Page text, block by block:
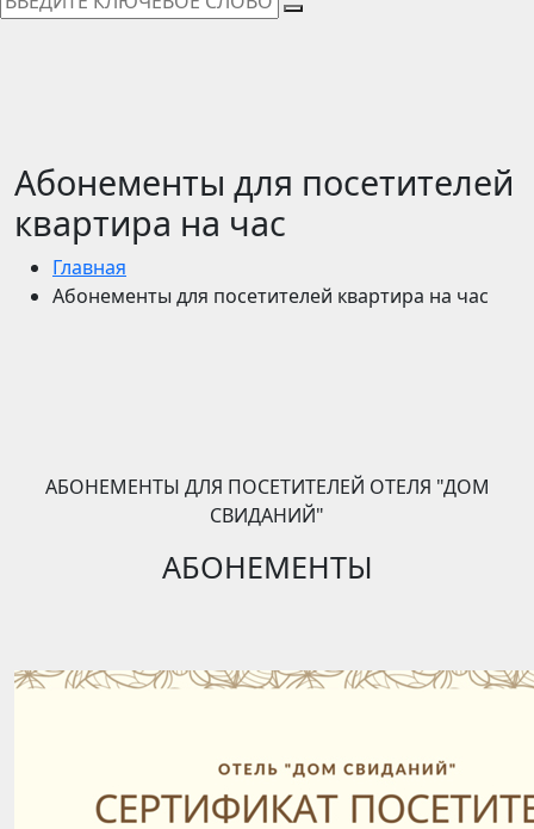
Абонементы для посетителей
квартира на час
Главная
Абонементы для посетителей квартира на час
АБОНЕМЕНТЫ ДЛЯ ПОСЕТИТЕЛЕЙ ОТЕЛЯ "ДОМ
СВИДАНИЙ"
АБОНЕМЕНТЫ